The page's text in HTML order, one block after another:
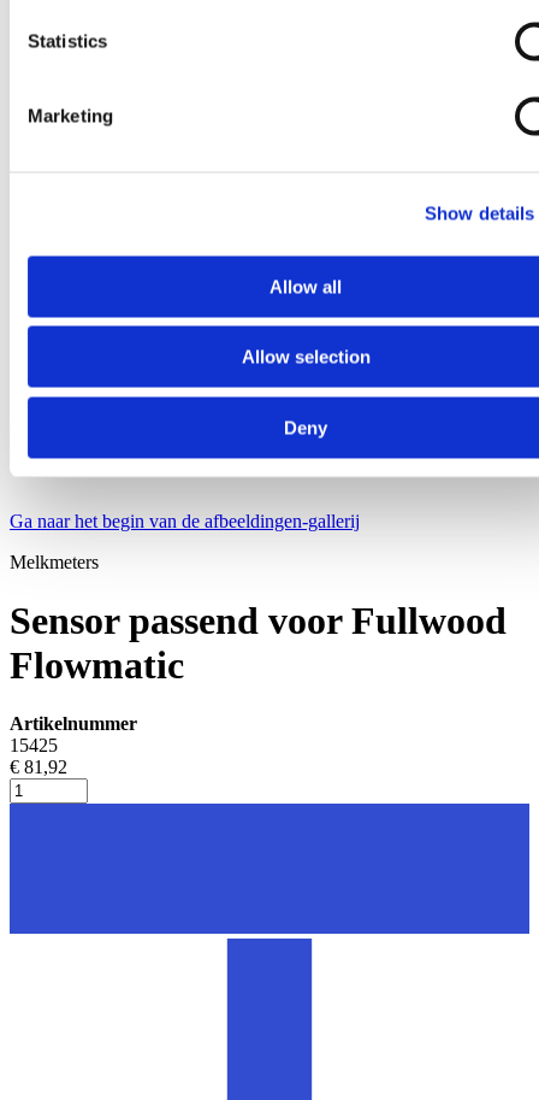
Statistics
Marketing
Show details
Allow all
Allow selection
Deny
Ga naar het begin van de afbeeldingen-gallerij
Melkmeters
Sensor passend voor Fullwood
Flowmatic
Artikelnummer
15425
€ 81,92